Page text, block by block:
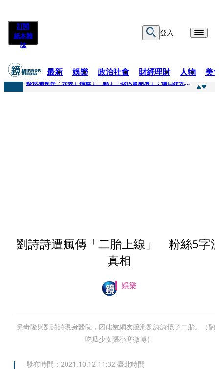
訂閱
紙本雜
誌
登入
最新 娛樂 政治社會 財經理財 人物 美
快訊
蔡依珊撕掉「完美」標籤！ 認了「我也會崩潰」：傷口終究會癒合
劉詩詩遭瘋傳「二胎上線」 粉絲5字
真相
娛樂
吳奇隆與劉詩詩現身醫院，因此被網友臆測劉詩詩懷了二胎。（翻
吃瓜少女張小寒微博）
發布時間： 2021.10.12 11:32 臺北時間